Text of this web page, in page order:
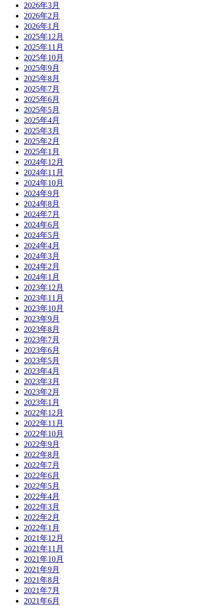
2026年3月
2026年2月
2026年1月
2025年12月
2025年11月
2025年10月
2025年9月
2025年8月
2025年7月
2025年6月
2025年5月
2025年4月
2025年3月
2025年2月
2025年1月
2024年12月
2024年11月
2024年10月
2024年9月
2024年8月
2024年7月
2024年6月
2024年5月
2024年4月
2024年3月
2024年2月
2024年1月
2023年12月
2023年11月
2023年10月
2023年9月
2023年8月
2023年7月
2023年6月
2023年5月
2023年4月
2023年3月
2023年2月
2023年1月
2022年12月
2022年11月
2022年10月
2022年9月
2022年8月
2022年7月
2022年6月
2022年5月
2022年4月
2022年3月
2022年2月
2022年1月
2021年12月
2021年11月
2021年10月
2021年9月
2021年8月
2021年7月
2021年6月